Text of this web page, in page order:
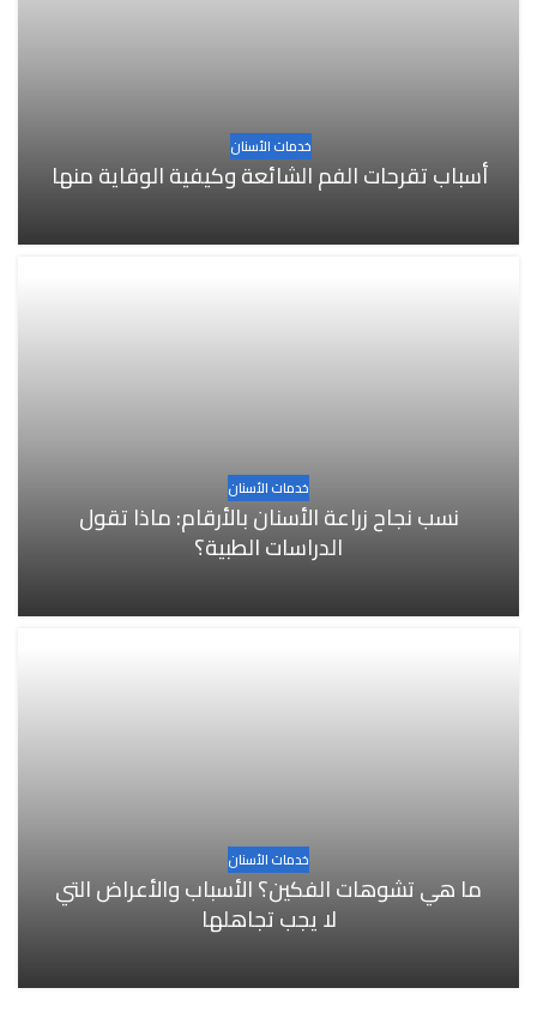
خدمات الأسنان
أسباب تقرحات الفم الشائعة وكيفية الوقاية منها
خدمات الأسنان
نسب نجاح زراعة الأسنان بالأرقام: ماذا تقول
الدراسات الطبية؟
خدمات الأسنان
ما هي تشوهات الفكين؟ الأسباب والأعراض التي
لا يجب تجاهلها